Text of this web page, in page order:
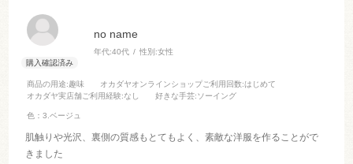
no name
年代:40代 性別:女性
商品の用途:趣味 オカダヤオンラインショップご利用回数:はじめて
オカダヤ実店舗ご利用経験:なし 好きな手芸:ソーイング
色：3.ベージュ
肌触りや光沢、裏側の質感もとてもよく、素敵な洋服を作ることがで
きました